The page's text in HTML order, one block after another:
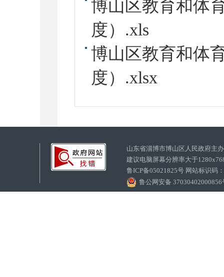
博山区教育和体
度）.xls
博山区教育和体
度）.xlsx
山东省淄博市博山区人民政府
建议电脑屏幕分辨率大于
鲁ICP备05021825号 网站标识码
鲁公网安备 37030402000856